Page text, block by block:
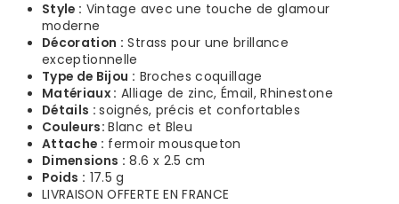
Style : Vintage avec une touche de glamour
moderne
Décoration : Strass pour une brillance
exceptionnelle
Type de Bijou : Broches coquillage
Matériaux : Alliage de zinc, Émail, Rhinestone
Détails :soignés, précis et confortables
Couleurs:Blanc et Bleu
Attache : fermoir mousqueton
Dimensions : 8.6 x 2.5 cm
Poids : 17.5 g
LIVRAISON OFFERTE EN FRANCE